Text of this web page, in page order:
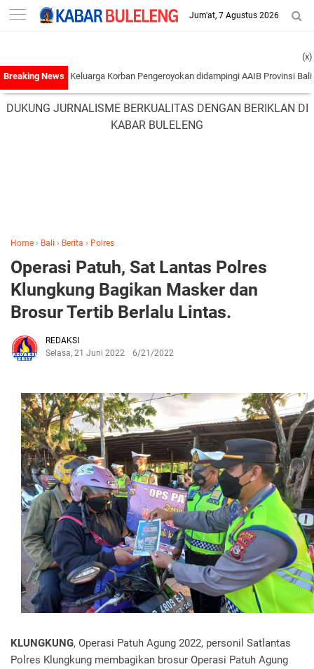
-->
Jum'at, 7 Agustus 2026
Keluarga Korban Pengeroyokan didampingi AAIB Provinsi Bali Ke Polres
(x)
DUKUNG JURNALISME BERKUALITAS DENGAN BERIKLAN DI
KABAR BULELENG
Home › Bali › Berita › Polres
Operasi Patuh, Sat Lantas Polres
Klungkung Bagikan Masker dan
Brosur Tertib Berlalu Lintas.
REDAKSI
Selasa, 21 Juni 2022
6/21/2022
KLUNGKUNG, Operasi Patuh Agung 2022, personil Satlantas
Polres Klungkung membagikan brosur Operasi Patuh Agung